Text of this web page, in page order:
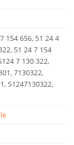
154 656, 51 24 4
51 24 7 154
7 130 322,
7130322,
51247130322,